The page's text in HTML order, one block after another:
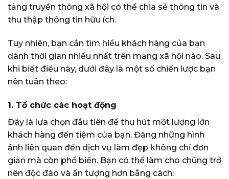
tảng truyền thông xã hội có thể chia sẻ thông tin và
thu thập thông tin hữu ích.
Tuy nhiên, bạn cần tìm hiểu khách hàng của bạn
dành thời gian nhiều nhất trên mạng xã hội nào. Sau
khi biết điều này, dưới đây là một số chiến lược bạn
nên tuân theo:
1. Tổ chức các hoạt động
Đây là lựa chọn đầu tiên để thu hút một lượng lớn
khách hàng đến tiệm của bạn. Đăng những hình
ảnh liên quan đến dịch vụ làm đẹp không chỉ đơn
giản mà còn phổ biến. Bạn có thể làm cho chúng trở
nên độc đáo và ấn tượng hơn bằng cách: